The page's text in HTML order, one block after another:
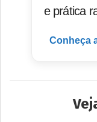
e prática
Conheça